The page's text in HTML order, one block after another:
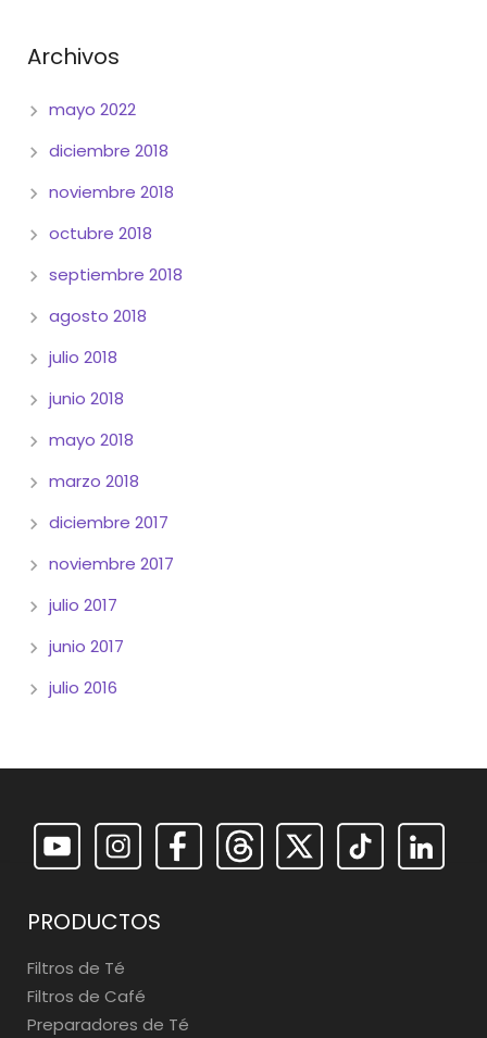
Archivos
mayo 2022
diciembre 2018
noviembre 2018
octubre 2018
septiembre 2018
agosto 2018
julio 2018
junio 2018
mayo 2018
marzo 2018
diciembre 2017
noviembre 2017
julio 2017
junio 2017
julio 2016
PRODUCTOS
Filtros de Té
Filtros de Café
Preparadores de Té